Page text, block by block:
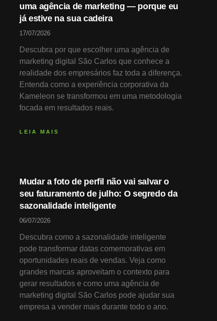
uma agência de marketing — porque eu
já estive na sua cadeira
17/07/2026
Descubra por que escolher uma agência de
marketing digital São Carlos que conhece a
realidade dos empresários faz toda a diferença.
Entenda como a experiência corporativa da
Kameleon se transformou em uma metodologia
focada em resultados reais.
LEIA MAIS
Mudar a foto de perfil não vai salvar o
seu faturamento de julho: O segredo da
sazonalidade inteligente
06/07/2026
Descubra como a sazonalidade inteligente
pode transformar datas comemorativas em
oportunidades reais de vendas. Veja como
grandes marcas aproveitam o contexto para
gerar resultados e como uma agência de
marketing digital São Carlos pode ajudar sua
empresa a vender mais durante todo o ano.